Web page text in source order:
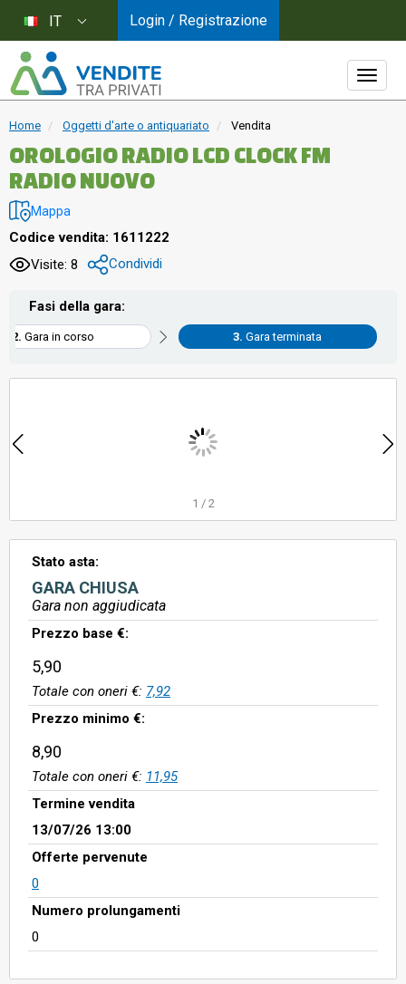
Home Oggetti d'arte o antiquariato Vendita
OROLOGIO RADIO LCD CLOCK FM
RADIO NUOVO
Mappa
Codice vendita: 1611222
Visite: 8
Condividi
Fasi della gara:
Gara in corso Gara terminata
1 / 2
Stato asta:
GARA CHIUSA
Gara non aggiudicata
Prezzo base €:
5,90
Totale con oneri €: 7,92
Prezzo minimo €:
8,90
Totale con oneri €: 11,95
Termine vendita
13/07/26 13:00
Offerte pervenute
0
Numero prolungamenti
0
IT Login / Registrazione